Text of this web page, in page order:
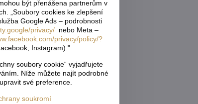
být přenášena partnerům v
„Soubory cookies ke zlepšení
Google Ads – podrobnosti
privacy/nebo Meta –
privacy/policy/?
Instagram)."
soubory cookie“ vyjadřujete
Níže můžete najít podrobné
své preference.
soukromí